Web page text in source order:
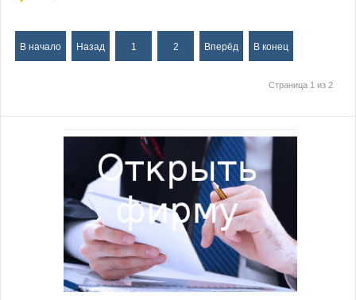
В начало Назад 1 2 Вперёд В конец
Страница 1 из 2